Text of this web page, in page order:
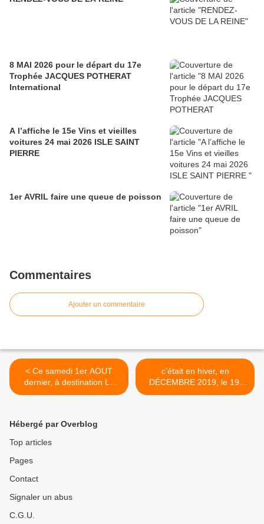
8 MAI 2026 pour le départ du 17e
Trophée JACQUES POTHERAT
International
A l’affiche le 15e Vins et vieilles
voitures 24 mai 2026 ISLE SAINT
PIERRE
1er AVRIL faire une queue de poisson
Commentaires
Ajouter un commentaire
< Ce samedi 1er AOUT
dernier, à destination Le
VILLAGE DES
Sorgue pour un
rassemblement
d’automobiles de collection
au cœur même du Village !
c’était en hiver, en
DÉCEMBRE 2019, le 19,
une figuration pour le
Hébergé par Overblog
Top articles
Pages
Contact
Signaler un abus
C.G.U.